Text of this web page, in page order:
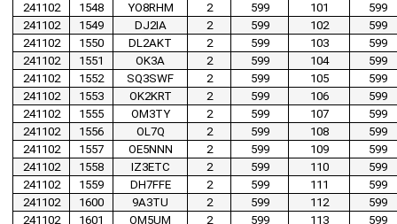
241102
1548 YO8RHM 2 599 101
599
241102
1549 DJ2IA 2 599 102
599
241102
1550 DL2AKT 2 599 103
599
241102
1551 OK3A 2 599 104
599
241102
1552 SQ3SWF 2 599 105
599
241102
1553 OK2KRT 2 599 106
599
241102
1555 OM3TY 2 599 107
599
241102
1556 OL7Q 2 599 108
599
241102
1557 OE5NNN 2 599 109
599
241102
1558 IZ3ETC 2 599 110
599
241102
1559 DH7FFE 2 599 111
599
241102
1600 9A3TU 2 599 112
599
241102
1601 OM5UM 2 599 113
599